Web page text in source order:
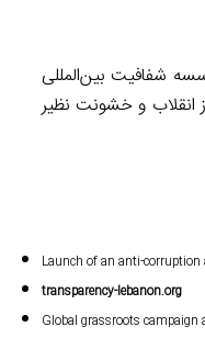
شفافیت بین‌المللی
و خشونت نظیر
Launch of an anti-corruption
transparency-lebanon.org
Global grassroots campaign